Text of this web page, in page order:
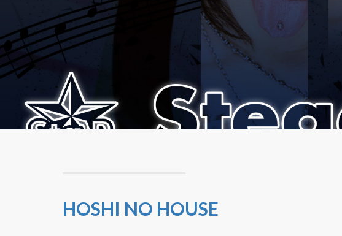
HOSHI NO HOUSE